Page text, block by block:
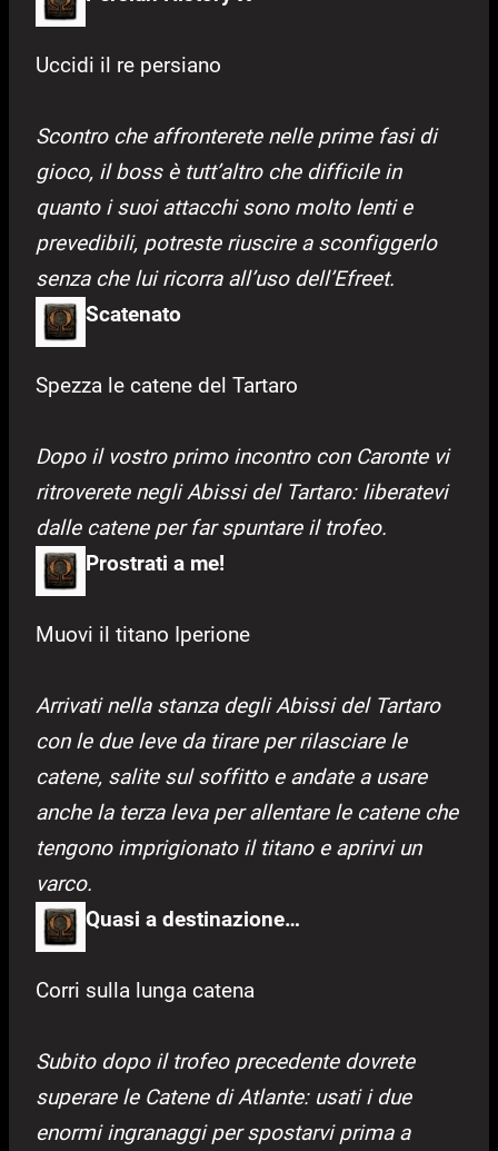
Uccidi il re persiano
Scontro che affronterete nelle prime fasi di
gioco, il boss è tutt’altro che difficile in
quanto i suoi attacchi sono molto lenti e
prevedibili, potreste riuscire a sconfiggerlo
senza che lui ricorra all’uso dell’Efreet.
Scatenato
Spezza le catene del Tartaro
Dopo il vostro primo incontro con Caronte vi
ritroverete negli Abissi del Tartaro: liberatevi
dalle catene per far spuntare il trofeo.
Prostrati a me!
Muovi il titano Iperione
Arrivati nella stanza degli Abissi del Tartaro
con le due leve da tirare per rilasciare le
catene, salite sul soffitto e andate a usare
anche la terza leva per allentare le catene che
tengono imprigionato il titano e aprirvi un
varco.
Quasi a destinazione…
Corri sulla lunga catena
Subito dopo il trofeo precedente dovrete
superare le Catene di Atlante: usati i due
enormi ingranaggi per spostarvi prima a